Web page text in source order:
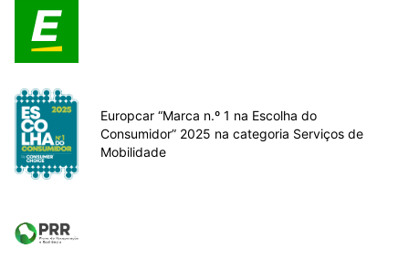
Europcar “Marca n.º 1 na Escolha do
Consumidor” 2025 na categoria Serviços de
Mobilidade